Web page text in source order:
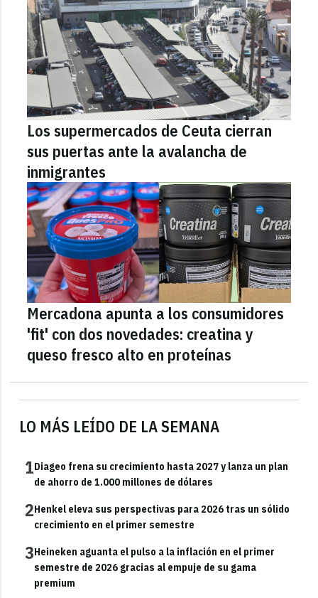
LO MÁS LEÍDO DE LA SEMANA
1Diageo frena su crecimiento hasta 2027 y lanza un plan
de ahorro de 1.000 millones de dólares
2Henkel eleva sus perspectivas para 2026 tras un sólido
crecimiento en el primer semestre
3Heineken aguanta el pulso a la inflación en el primer
semestre de 2026 gracias al empuje de su gama
premium
Los supermercados de Ceuta cierran
sus puertas ante la avalancha de
inmigrantes
Mercadona apunta a los consumidores
'fit' con dos novedades: creatina y
queso fresco alto en proteínas